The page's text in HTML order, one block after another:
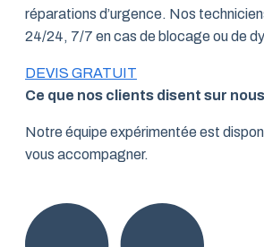
réparations d’urgence. Nos
24/24, 7/7 en cas de blocage ou de
DEVIS GRATUIT
Ce que nos clients disent sur nous
Notre équipe expérimentée est
vous accompagner.